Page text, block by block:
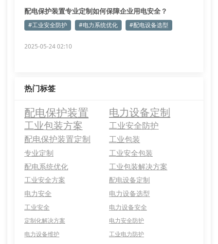
配电保护装置专业定制如何保障企业用电安全？
#工业安全防护 #电力系统优化 #配电设备选型
2025-05-24 02:10
热门标签
配电保护装置 电力设备定制
工业包装方案
工业安全防护
配电保护装置定制
工业包装
专业定制
工业安全包装
配电系统优化
工业包装解决方案
工业安全方案
配电设备定制
电力安全
电力设备选型
工业安全 电力设备安全
定制化解决方案
电力安全防护
电力设备维护
工业电力防护